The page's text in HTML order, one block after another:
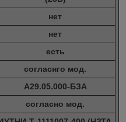
нет
нет
есть
согласнго мод.
А29.05.000-БЗА
согласно мод.